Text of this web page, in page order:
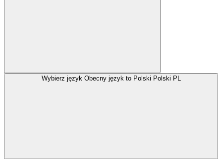
Wybierz język Obecny język to Polski Polski PL